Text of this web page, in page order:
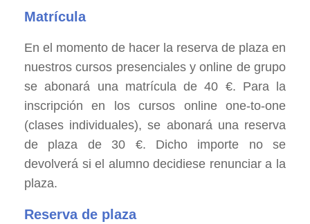
Matrícula
En el momento de hacer la reserva de plaza en
nuestros cursos presenciales y online de grupo
se abonará una matrícula de 40 €. Para la
inscripción en los cursos online one-to-one
(clases individuales), se abonará una reserva
de plaza de 30 €. Dicho importe no se
devolverá si el alumno decidiese renunciar a la
plaza.
Reserva de plaza